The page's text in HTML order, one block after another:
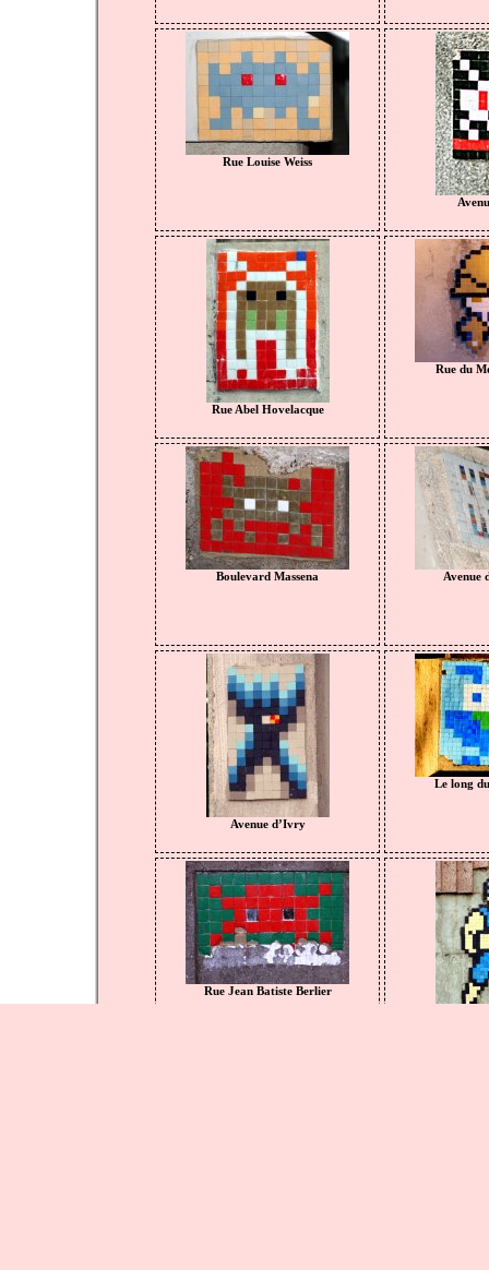
Rue Louise Weiss
Rue Abel Hovelacque
Rue du
Boulevard Massena Avenue
Avenue d’Ivry
Le long
Rue Jean Batiste Berlier